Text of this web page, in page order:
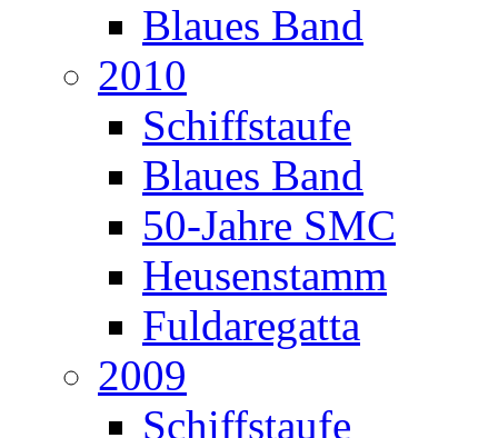
Blaues Band
2010
Schiffstaufe
Blaues Band
50-Jahre SMC
Heusenstamm
Fuldaregatta
2009
Schiffstaufe